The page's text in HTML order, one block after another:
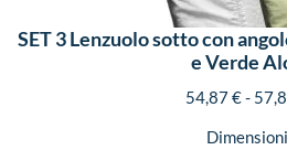
SET 3 Lenzuolo sotto con
e Verde
54,87€-
Dimensioni